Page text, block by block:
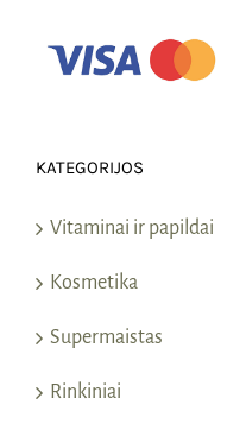
KATEGORIJOS
Vitaminai ir papildai
Kosmetika
Supermaistas
Rinkiniai